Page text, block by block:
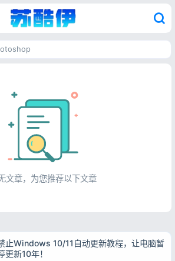
文章，为您推荐以下文章
止Windows 10/11自动更新教程，让电脑暂
更新10年！